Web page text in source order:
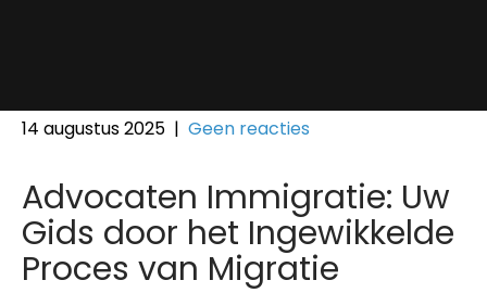
14 augustus 2025 | Geen reacties
Advocaten Immigratie: Uw
Gids door het Ingewikkelde
Proces van Migratie